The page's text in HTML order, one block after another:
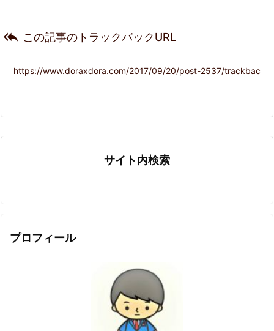
 この記事のトラックバックURL
サイト内検索
プロフィール